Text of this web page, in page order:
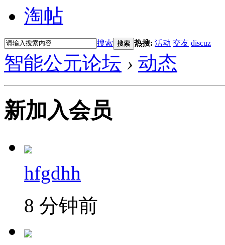
淘帖
搜索 搜索 热搜: 活动 交友 discuz
智能公元论坛 › 动态
新加入会员
hfgdhh
8 分钟前